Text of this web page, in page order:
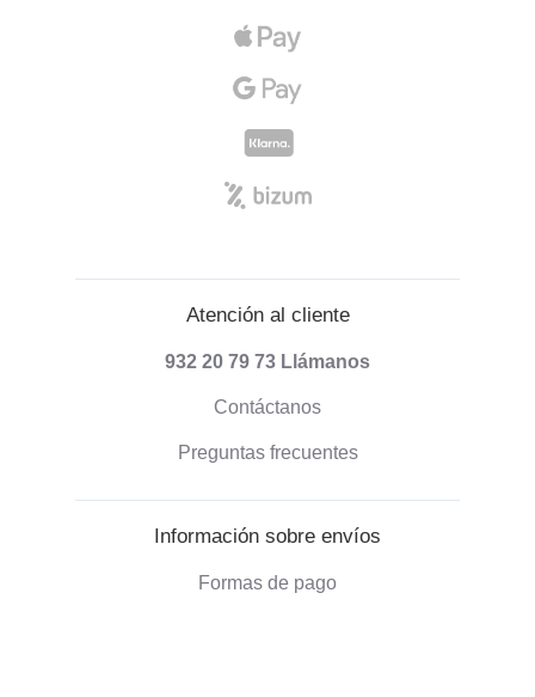
Atención al cliente
932 20 79 73 Llámanos
Contáctanos
Preguntas frecuentes
Información sobre envíos
Formas de pago